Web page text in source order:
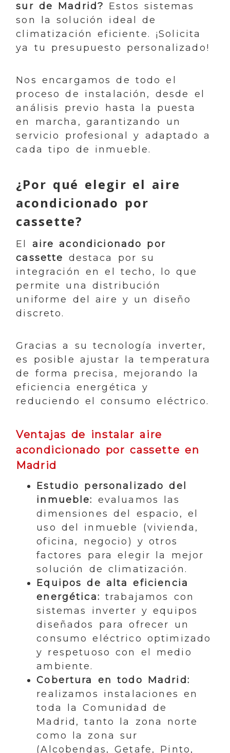
sur de Madrid? Estos sistemas
son la solución ideal de
climatización eficiente. ¡Solicita
ya tu presupuesto personalizado!
Nos encargamos de todo el
proceso de instalación, desde el
análisis previo hasta la puesta
en marcha, garantizando un
servicio profesional y adaptado a
cada tipo de inmueble.
¿Por qué elegir el aire
acondicionado por
cassette?
El aire acondicionado por
cassette destaca por su
integración en el techo, lo que
permite una distribución
uniforme del aire y un diseño
discreto.
Gracias a su tecnología inverter,
es posible ajustar la temperatura
de forma precisa, mejorando la
eficiencia energética y
reduciendo el consumo eléctrico.
Ventajas de instalar aire
acondicionado por cassette en
Madrid
Estudio personalizado del
inmueble: evaluamos las
dimensiones del espacio, el
uso del inmueble (vivienda,
oficina, negocio) y otros
factores para elegir la mejor
solución de climatización.
Equipos de alta eficiencia
energética: trabajamos con
sistemas inverter y equipos
diseñados para ofrecer un
consumo eléctrico optimizado
y respetuoso con el medio
ambiente.
Cobertura en todo Madrid:
realizamos instalaciones en
toda la Comunidad de
Madrid, tanto la zona norte
como la zona sur
(Alcobendas, Getafe, Pinto,